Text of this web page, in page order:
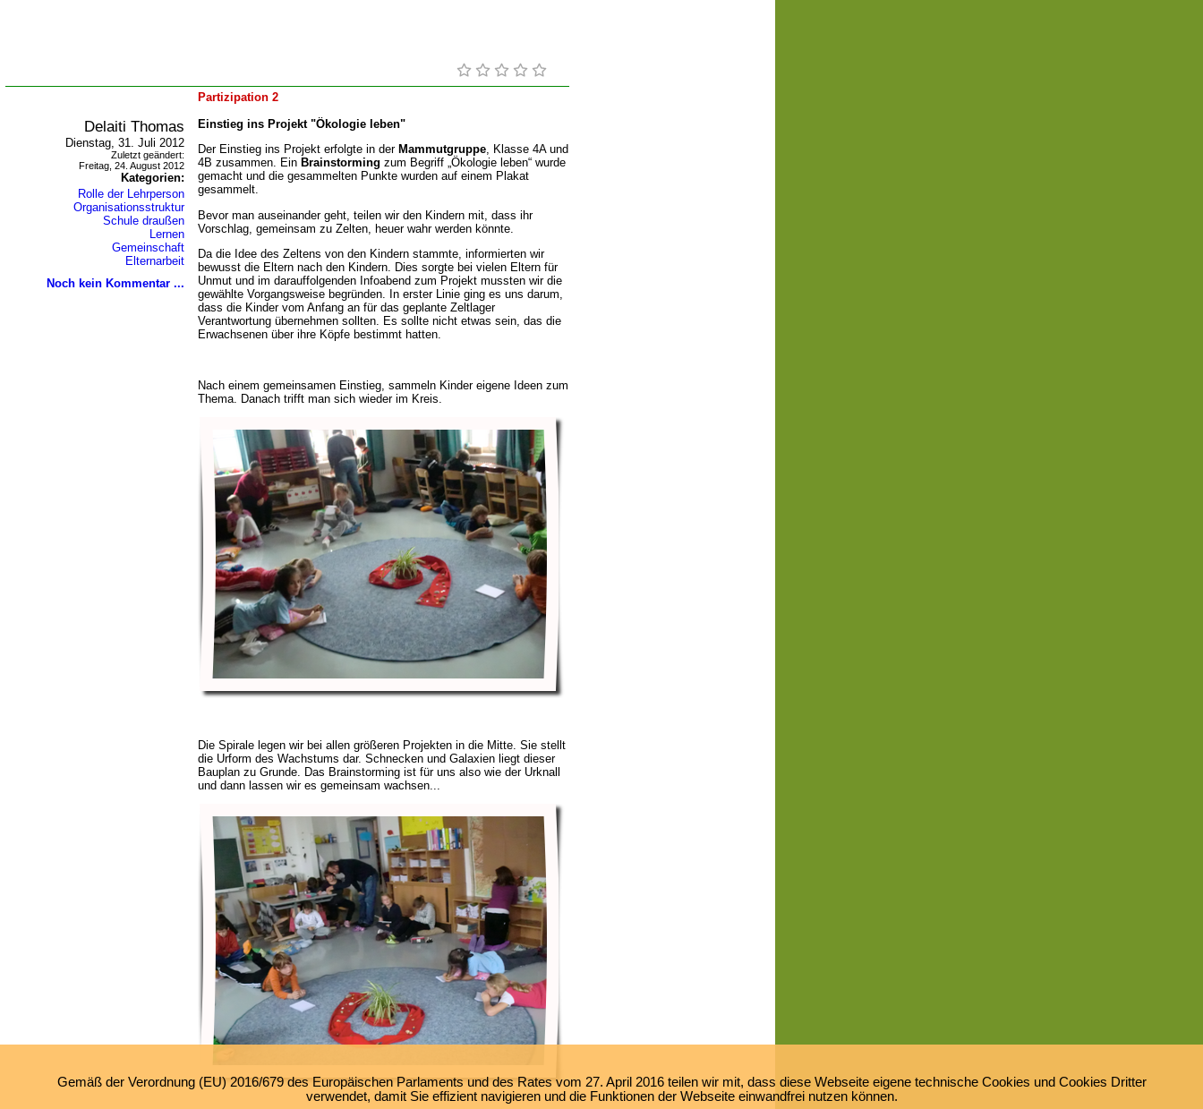
Partizipation 2
Delaiti Thomas
Dienstag, 31. Juli 2012
Zuletzt geändert:
Freitag, 24. August 2012
Kategorien:
Rolle der Lehrperson
Organisationsstruktur
Schule draußen
Lernen
Gemeinschaft
Elternarbeit
Noch kein Kommentar ...
Einstieg ins Projekt "Ökologie leben"
Der Einstieg ins Projekt erfolgte in der Mammutgruppe, Klasse 4A und
4B zusammen. Ein Brainstorming zum Begriff „Ökologie leben“ wurde
gemacht und die gesammelten Punkte wurden auf einem Plakat
gesammelt.
Bevor man auseinander geht, teilen wir den Kindern mit, dass ihr
Vorschlag, gemeinsam zu Zelten, heuer wahr werden könnte.
Da die Idee des Zeltens von den Kindern stammte, informierten wir
bewusst die Eltern nach den Kindern. Dies sorgte bei vielen Eltern für
Unmut und im darauffolgenden Infoabend zum Projekt mussten wir die
gewählte Vorgangsweise begründen. In erster Linie ging es uns darum,
dass die Kinder vom Anfang an für das geplante Zeltlager
Verantwortung übernehmen sollten. Es sollte nicht etwas sein, das die
Erwachsenen über ihre Köpfe bestimmt hatten.
Nach einem gemeinsamen Einstieg, sammeln Kinder eigene Ideen zum
Thema. Danach trifft man sich wieder im Kreis.
Die Spirale legen wir bei allen größeren Projekten in die Mitte. Sie stellt
die Urform des Wachstums dar. Schnecken und Galaxien liegt dieser
Bauplan zu Grunde. Das Brainstorming ist für uns also wie der Urknall
und dann lassen wir es gemeinsam wachsen...
Gemäß der Verordnung (EU) 2016/679 des Europäischen Parlaments und des Rates vom 27. April 2016 teilen wir mit, dass diese Webseite eigene technische Cookies und Cookies Dritter
verwendet, damit Sie effizient navigieren und die Funktionen der Webseite einwandfrei nutzen können.